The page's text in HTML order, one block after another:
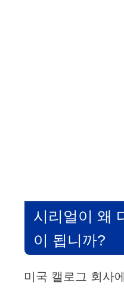
시리얼이 왜
이 됩니까?
미국 캘로그 회사